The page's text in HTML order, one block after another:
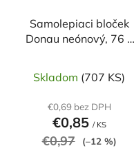
Samolepiaci bloček
Donau neónový, 76 x
Skladom (707 KS)
€0,69 bez DPH
€0,85 / KS
€0,97 (–12 %)